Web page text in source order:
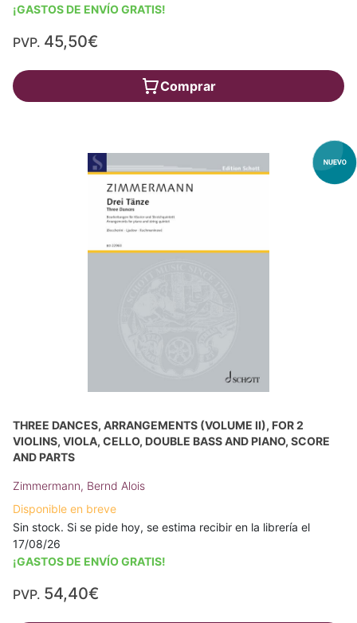
¡GASTOS DE ENVÍO GRATIS!
PVP. 45,50€
Comprar
THREE DANCES, ARRANGEMENTS (VOLUME II), FOR 2
VIOLINS, VIOLA, CELLO, DOUBLE BASS AND PIANO, SCORE
AND PARTS
Zimmermann, Bernd Alois
Disponible en breve
Sin stock. Si se pide hoy, se estima recibir en la librería el
17/08/26
¡GASTOS DE ENVÍO GRATIS!
PVP. 54,40€